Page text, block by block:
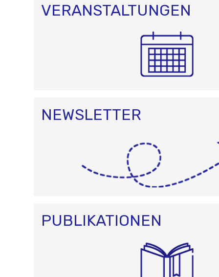
VERANSTALTUNGEN
NEWSLETTER
PUBLIKATIONEN